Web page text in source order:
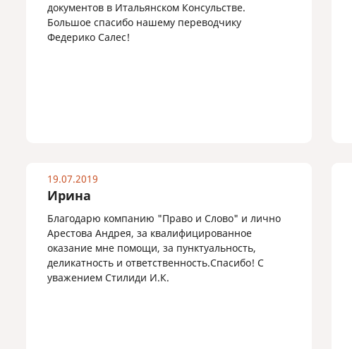
документов в Итальянском Консульстве.
Большое спасибо нашему переводчику
Федерико Салес!
19.07.2019
Ирина
Благодарю компанию "Право и Слово" и лично
Арестова Андрея, за квалифицированное
оказание мне помощи, за пунктуальность,
деликатность и ответственность.Спасибо! С
уважением Стилиди И.К.